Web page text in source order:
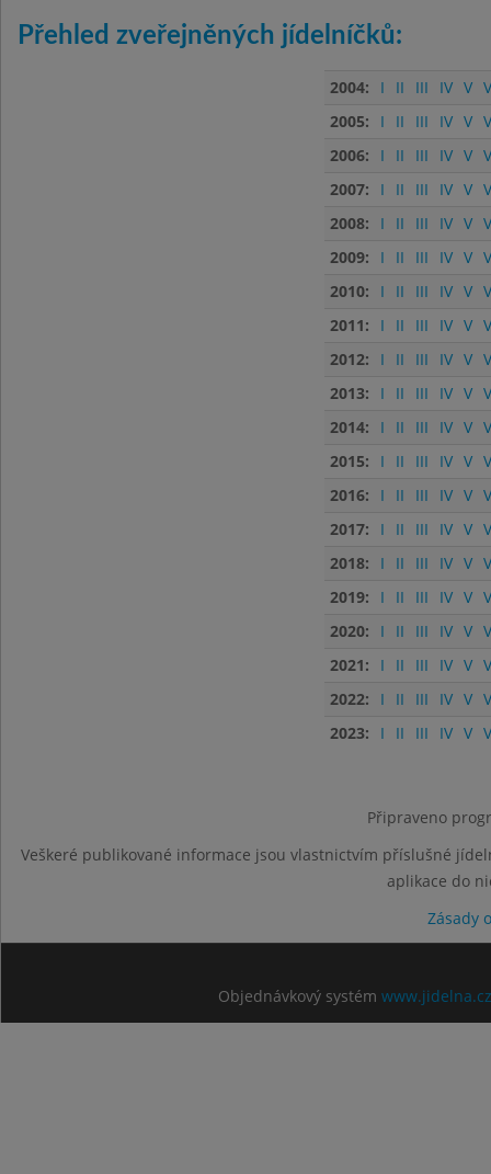
Přehled zveřejněných jídelníčků:
2004: I II III IV V
2005:
I II III IV V
2006:
I II III IV V
2007:
I II III IV V
2008:
I II III IV V
2009:
I II III IV V
2010:
I II III IV V
2011:
I II III IV V
2012:
I II III IV V
2013:
I II III IV V
2014:
I II III IV V
2015:
I II III IV V
2016:
I II III IV V
2017:
I II III IV V
2018:
I II III IV V
2019:
I II III IV V
2020:
I II III IV V
2021:
I II III IV V
2022:
I II III IV V
2023:
I II III IV V
Připraveno
Veškeré publikované informace jsou vlastnictvím příslušné
aplikace do
Zásady
Objednávkový systém www.jidelna.cz